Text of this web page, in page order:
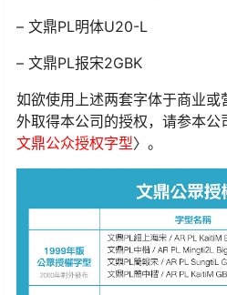
– 文鼎PL明体U20-L
– 文鼎PL报宋2GBK
如欲使用上述两套字体于商业或
外取得本公司的授权，请参本公
文鼎公众授权字型〉。